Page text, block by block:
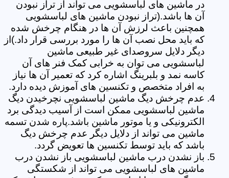
در ماشین های لباسشویی می تواند از تراز نبودن
آن ها باشد.(تراز نبودن ماشین های لباسشویی
همچنین باعث لرزش آن ها در هنگام چرخش شده
که باید محل نصب آن ها را مورد بررسی قرار داد.)از
دیگر دلایل سروصدای غیر طبیعی ماشین
لباسشویی می توان به خرابی کمک فنر های آن
کاسه نمد و بلبرینگ اشاره کرد که تعمیر آن ها نیاز
به افراد متخصص و تکنسین های آموزش دیده دارد.
عدم چرخش دیگ ماشین لباسشویی نچرخیدن دیگ
ماشین لباسشویی ممکن است از آسیب دیدگی برد
الکترونیکی و یا موتور ماشین باشد.پاره شدن تسمه
ماشین می تواند از دلایل دیگر عدم چرخش دیگ
باشد که باید توسط تکنسین ها تعویض گردد.
باز نشدن درب ماشین لباسشویی باز نشدن درب
ماشین های لباسشویی می تواند از شکستگی